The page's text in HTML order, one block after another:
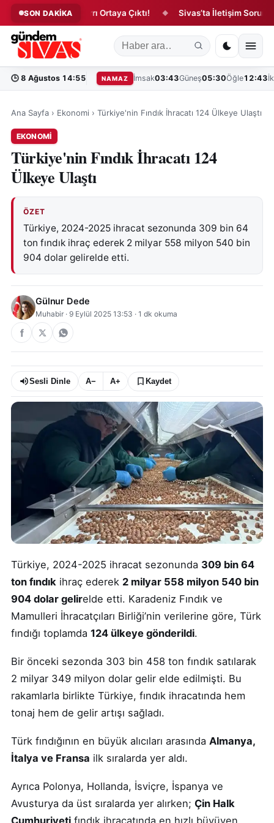
SON DAKİKA
Zara Balının Sırrı Ortaya Çıktı! ◆ Sivas’ta İletişim Sorunu
🕒 8 Ağustos 14:55 NAMAZ İmsak03:43Güneş05:30Öğle12:43
Ana Sayfa › Ekonomi › Türkiye'nin Fındık İhracatı 124 Ülkeye Ulaştı
EKONOMI
Türkiye'nin Fındık İhracatı 124
Ülkeye Ulaştı
ÖZET
Türkiye, 2024-2025 ihracat sezonunda 309 bin 64
ton fındık ihraç ederek 2 milyar 558 milyon 540 bin
904 dolar gelirelde etti.
Gülnur Dede
Muhabir · 9 Eylül 2025 13:53 · 1 dk okuma
Sesli Dinle A− A+ Kaydet
Türkiye, 2024-2025 ihracat sezonunda 309 bin 64
ton fındık ihraç ederek 2 milyar 558 milyon 540 bin
904 dolar gelirelde etti. Karadeniz Fındık ve
Mamulleri İhracatçıları Birliği’nin verilerine göre, Türk
fındığı toplamda 124 ülkeye gönderildi.
Bir önceki sezonda 303 bin 458 ton fındık satılarak
2 milyar 349 milyon dolar gelir elde edilmişti. Bu
rakamlarla birlikte Türkiye, fındık ihracatında hem
tonaj hem de gelir artışı sağladı.
Türk fındığının en büyük alıcıları arasında Almanya,
İtalya ve Fransa ilk sıralarda yer aldı.
Ayrıca Polonya, Hollanda, İsviçre, İspanya ve
Avusturya da üst sıralarda yer alırken; Çin Halk
Cumhuriyeti fındık ihracatında en hızlı büyüyen